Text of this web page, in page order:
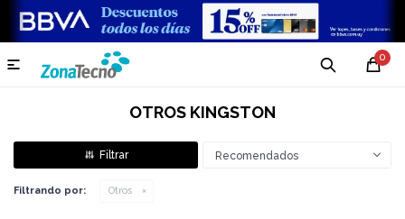
0

OTROS KINGSTON
Recomendados
Filtrando por: Otros